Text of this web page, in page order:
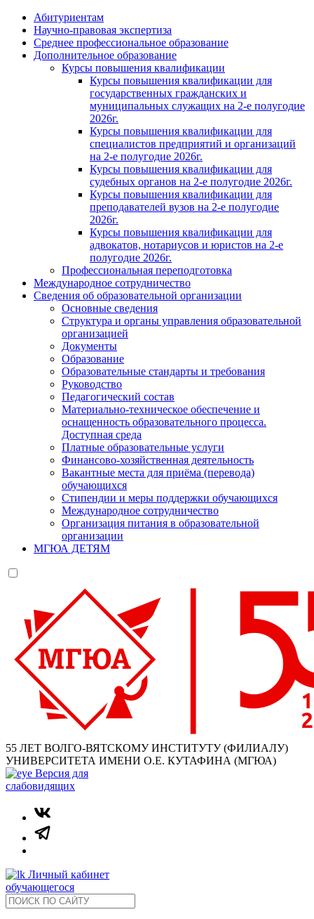
Абитуриентам
Научно-правовая экспертиза
Cреднее профессиональное образование
Дополнительное образование
Курсы повышения квалификации
Курсы повышения квалификации для
государственных гражданских и
муниципальных служащих на 2-е полугодие
2026г.
Курсы повышения квалификации для
специалистов предприятий и организаций
на 2-е полугодие 2026г.
Курсы повышения квалификации для
судебных органов на 2-е полугодие 2026г.
Курсы повышения квалификации для
преподавателей вузов на 2-е полугодие
2026г.
Курсы повышения квалификации для
адвокатов, нотариусов и юристов на 2-е
полугодие 2026г.
Профессиональная переподготовка
Международное сотрудничество
Сведения об образовательной организации
Основные сведения
Структура и органы управления образовательной
организацией
Документы
Образование
Образовательные стандарты и требования
Руководство
Педагогический состав
Материально-техническое обеспечение и
оснащенность образовательного процесса.
Доступная среда
Платные образовательные услуги
Финансово-хозяйственная деятельность
Вакантные места для приёма (перевода)
обучающихся
Стипендии и меры поддержки обучающихся
Международное сотрудничество
Организация питания в образовательной
организации
МГЮА ДЕТЯМ
55 ЛЕТ ВОЛГО-ВЯТСКОМУ ИНСТИТУТУ (ФИЛИАЛУ)
УНИВЕРСИТЕТА ИМЕНИ О.Е. КУТАФИНА (МГЮА)
Версия для
слабовидящих
Личный кабинет
обучающегося